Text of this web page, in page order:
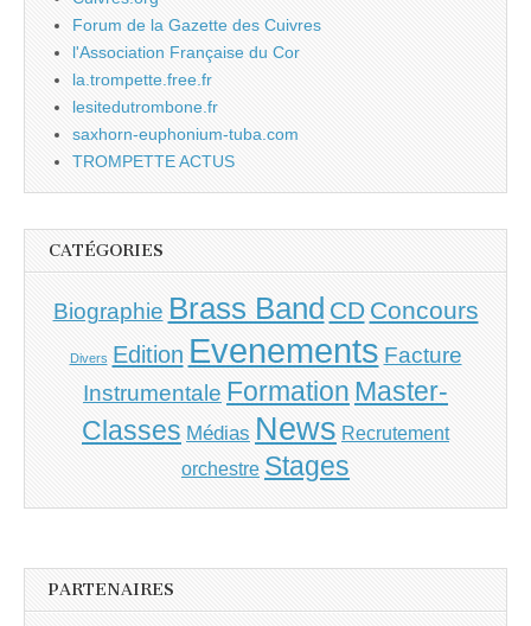
Forum de la Gazette des Cuivres
l'Association Française du Cor
la.trompette.free.fr
lesitedutrombone.fr
saxhorn-euphonium-tuba.com
TROMPETTE ACTUS
CATÉGORIES
Biographie Brass Band CD Concours
Divers Edition Evenements Facture
Instrumentale Formation Master-
Classes Médias News Recrutement
orchestre Stages
PARTENAIRES